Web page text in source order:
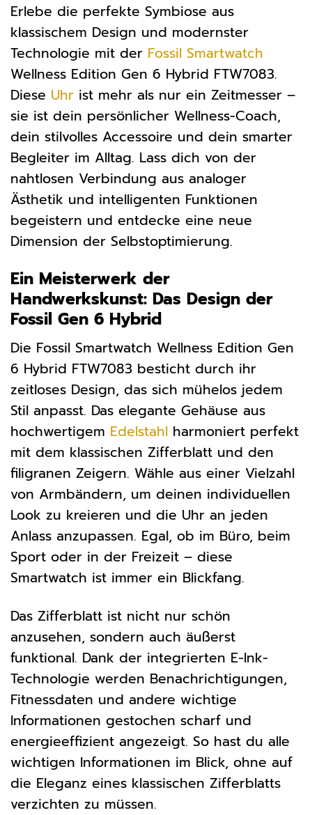
Erlebe die perfekte Symbiose aus
klassischem Design und modernster
Technologie mit der Fossil Smartwatch
Wellness Edition Gen 6 Hybrid FTW7083.
Diese Uhr ist mehr als nur ein Zeitmesser –
sie ist dein persönlicher Wellness-Coach,
dein stilvolles Accessoire und dein smarter
Begleiter im Alltag. Lass dich von der
nahtlosen Verbindung aus analoger
Ästhetik und intelligenten Funktionen
begeistern und entdecke eine neue
Dimension der Selbstoptimierung.
Ein Meisterwerk der
Handwerkskunst: Das Design der
Fossil Gen 6 Hybrid
Die Fossil Smartwatch Wellness Edition Gen
6 Hybrid FTW7083 besticht durch ihr
zeitloses Design, das sich mühelos jedem
Stil anpasst. Das elegante Gehäuse aus
hochwertigem Edelstahl harmoniert perfekt
mit dem klassischen Zifferblatt und den
filigranen Zeigern. Wähle aus einer Vielzahl
von Armbändern, um deinen individuellen
Look zu kreieren und die Uhr an jeden
Anlass anzupassen. Egal, ob im Büro, beim
Sport oder in der Freizeit – diese
Smartwatch ist immer ein Blickfang.
Das Zifferblatt ist nicht nur schön
anzusehen, sondern auch äußerst
funktional. Dank der integrierten E-Ink-
Technologie werden Benachrichtigungen,
Fitnessdaten und andere wichtige
Informationen gestochen scharf und
energieeffizient angezeigt. So hast du alle
wichtigen Informationen im Blick, ohne auf
die Eleganz eines klassischen Zifferblatts
verzichten zu müssen.